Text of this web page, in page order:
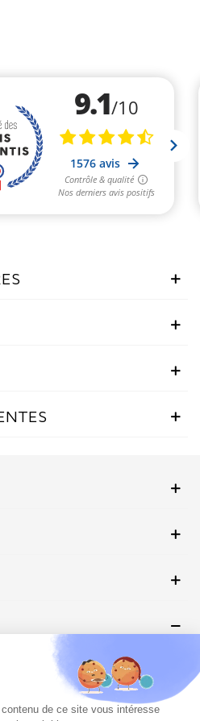
à notre Newsletter et recevez en
et actualités.